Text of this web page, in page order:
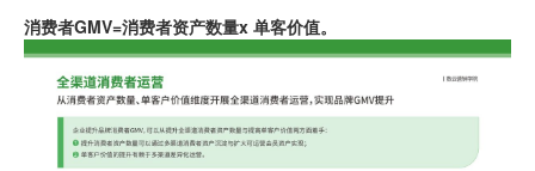
消费者GMV=消费者资产数量x 单客价值。